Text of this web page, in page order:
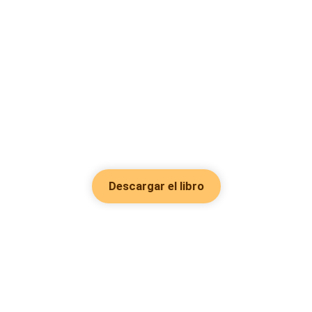
Descargar el libro